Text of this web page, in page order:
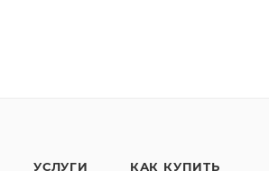
УСЛУГИ КАК КУПИТЬ